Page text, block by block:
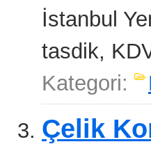
İstanbul
tasdik,
Kategori:
Çelik